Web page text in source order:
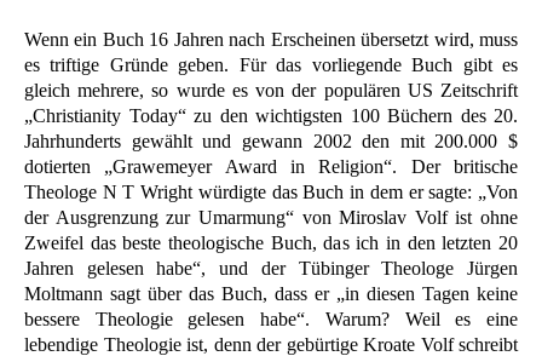
Wenn ein Buch 16 Jahren nach Erscheinen übersetzt wird, muss
es triftige Gründe geben. Für das vorliegende Buch gibt es
gleich mehrere, so wurde es von der populären US Zeitschrift
„Christianity Today“ zu den wichtigsten 100 Büchern des 20.
Jahrhunderts gewählt und gewann 2002 den mit 200.000 $
dotierten „Grawemeyer Award in Religion“. Der britische
Theologe N T Wright würdigte das Buch in dem er sagte: „Von
der Ausgrenzung zur Umarmung“ von Miroslav Volf ist ohne
Zweifel das beste theologische Buch, das ich in den letzten 20
Jahren gelesen habe“, und der Tübinger Theologe Jürgen
Moltmann sagt über das Buch, dass er „in diesen Tagen keine
bessere Theologie gelesen habe“. Warum? Weil es eine
lebendige Theologie ist, denn der gebürtige Kroate Volf schreibt